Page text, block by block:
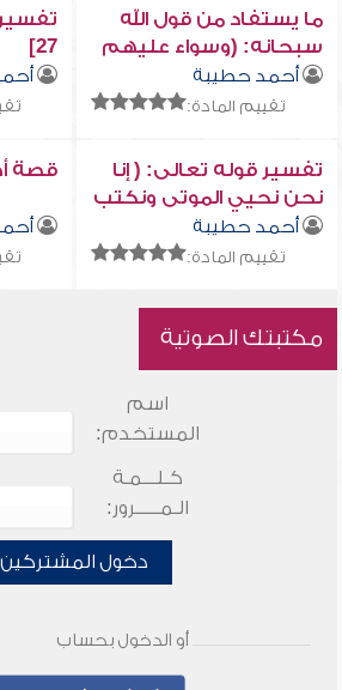
ما يستفاد من قول الله
سبحانه: (وسواء عليهم
أأنذرتهم أم لم
تنذرهم...) في قضية
أحمد حطيبة
تقييم المادة:
27]
تفسير قوله تعالى: ( إنا
نحن نحيي الموتى ونكتب
ما قدموا وآثارهم ... )
أحمد حطيبة
تقييم المادة:
قصة
مكتبتك الصوتية
اسم
المستخدم:
كـلـــمـة
الـمـــــرور:
دخول المشتركين
أو الدخول بحساب